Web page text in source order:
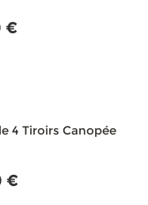
€
4 Tiroirs Canopée
€